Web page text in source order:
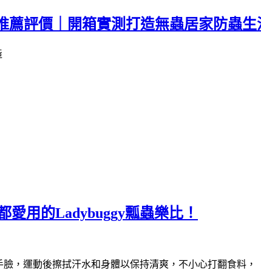
薦評價｜開箱實測打造無蟲居家防蟲生
愛用的Ladybuggy瓢蟲樂比！
，運動後擦拭汗水和身體以保持清爽，不小心打翻食料，